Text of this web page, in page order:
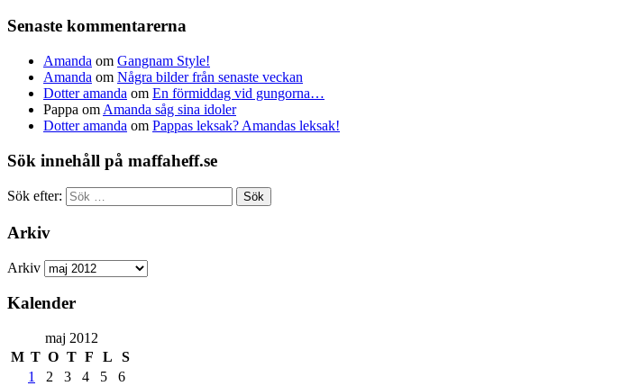
Senaste kommentarerna
Amanda om Gangnam Style!
Amanda om Några bilder från senaste veckan
Dotter amanda om En förmiddag vid gungorna…
Pappa om Amanda såg sina idoler
Dotter amanda om Pappas leksak? Amandas leksak!
Sök innehåll på maffaheff.se
Sök efter:
Arkiv
Arkiv
Kalender
maj 2012
M T O T F L
S
1
2 3 4 5 6